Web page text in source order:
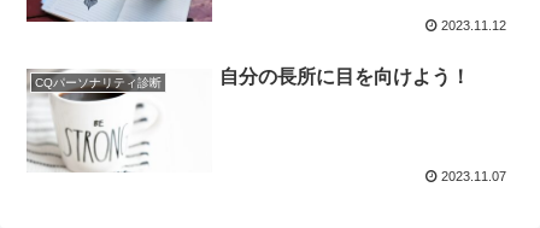
2023.11.12
CQパーソナリティ診断 自分の長所に目を向けよう！
2023.11.07